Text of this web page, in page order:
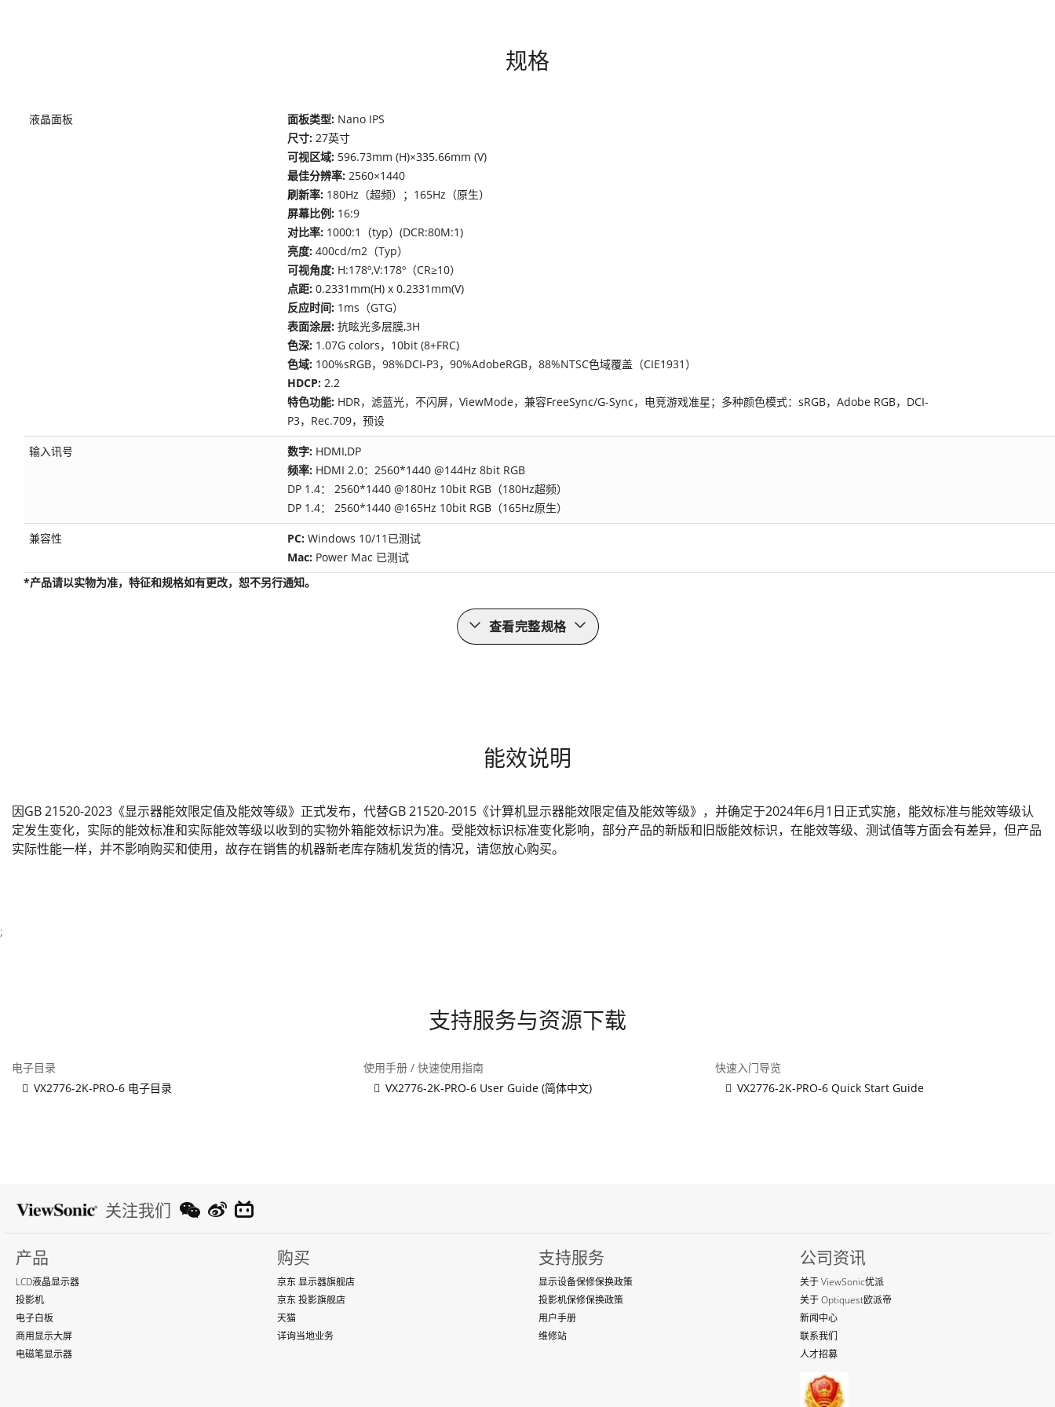
规格
液晶面板 面板类型: Nano IPS
尺寸: 27英寸
可视区域: 596.73mm (H)×335.66mm (V)
最佳分辨率: 2560×1440
刷新率: 180Hz（超频）；165Hz（原生）
屏幕比例: 16:9
对比率: 1000:1（typ）(DCR:80M:1)
亮度: 400cd/m2（Typ）
可视角度: H:178º,V:178º（CR≥10）
点距: 0.2331mm(H) x 0.2331mm(V)
反应时间: 1ms（GTG）
表面涂层: 抗眩光多层膜,3H
色深: 1.07G colors，10bit (8+FRC)
色域: 100%sRGB，98%DCI-P3，90%AdobeRGB，88%NTSC色域覆盖（CIE1931）
HDCP: 2.2
特色功能: HDR，滤蓝光，不闪屏，ViewMode，兼容FreeSync/G-Sync，电竞游戏准星；多种颜色模式：sRGB，Adobe RGB，DCI-
P3，Rec.709，预设
输入讯号 数字: HDMI,DP
频率: HDMI 2.0：2560*1440 @144Hz 8bit RGB
DP 1.4： 2560*1440 @180Hz 10bit RGB（180Hz超频）
DP 1.4： 2560*1440 @165Hz 10bit RGB（165Hz原生）
兼容性 PC: Windows 10/11已测试
Mac: Power Mac 已测试
*产品请以实物为准，特征和规格如有更改，恕不另行通知。
查看完整规格
能效说明
因GB 21520-2023《显示器能效限定值及能效等级》正式发布，代替GB 21520-2015《计算机显示器能效限定值及能效等级》，并确定于2024年6月1日正式实施，能效标准与能效等级认
定发生变化，实际的能效标准和实际能效等级以收到的实物外箱能效标识为准。受能效标识标准变化影响，部分产品的新版和旧版能效标识，在能效等级、测试值等方面会有差异，但产品
实际性能一样，并不影响购买和使用，故存在销售的机器新老库存随机发货的情况，请您放心购买。
;
支持服务与资源下载
电子目录
VX2776-2K-PRO-6 电子目录
使用手册 / 快速使用指南
VX2776-2K-PRO-6 User Guide (简体中文)
快速入门导览
VX2776-2K-PRO-6 Quick Start Guide
关注我们
产品
LCD液晶显示器
投影机
电子白板
商用显示大屏
电磁笔显示器
购买
京东 显示器旗舰店
京东 投影旗舰店
天猫
详询当地业务
支持服务
显示设备保修保换政策
投影机保修保换政策
用户手册
维修站
公司资讯
关于 ViewSonic优派
关于 Optiquest欧派帝
新闻中心
联系我们
人才招募